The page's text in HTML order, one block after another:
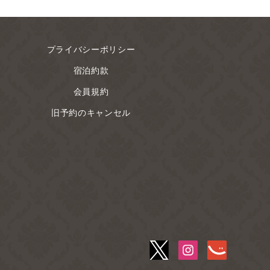
プライバシーポリシー
宿泊約款
会員規約
旧予約のキャンセル